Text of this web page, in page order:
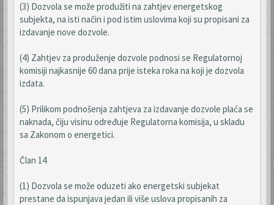
(3) Dozvola se može produžiti na zahtjev energetskog
subjekta, na isti način i pod istim uslovima koji su propisani za
izdavanje nove dozvole.
(4) Zahtjev za produženje dozvole podnosi se Regulatornoj
komisiji najkasnije 60 dana prije isteka roka na koji je dozvola
izdata.
(5) Prilikom podnošenja zahtjeva za izdavanje dozvole plaća se
naknada, čiju visinu određuje Regulatorna komisija, u skladu
sa Zakonom o energetici.
Član 14
(1) Dozvola se može oduzeti ako energetski subjekat
prestane da ispunjava jedan ili više uslova propisanih za